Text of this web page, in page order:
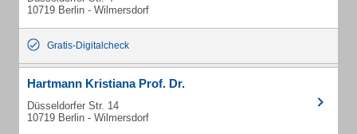
10719 Berlin - Wilmersdorf
Gratis-Digitalcheck
Hartmann Kristiana Prof. Dr.
Düsseldorfer Str. 14
10719 Berlin - Wilmersdorf